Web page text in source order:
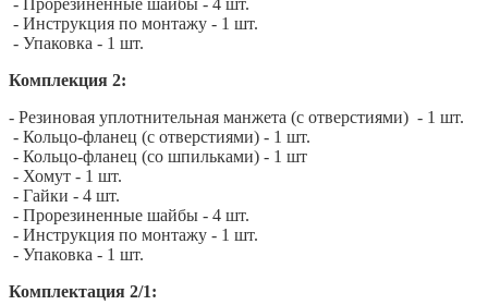
- Инструкция по монтажу - 1 шт.
- Упаковка - 1 шт.
Комплекция 2:
- Резиновая уплотнительная манжета (с отверстиями) - 1 шт.
- Кольцо-фланец (с отверстиями) - 1 шт.
- Кольцо-фланец (со шпильками) - 1 шт
- Хомут - 1 шт.
- Гайки - 4 шт.
- Прорезиненные шайбы - 4 шт.
- Инструкция по монтажу - 1 шт.
- Упаковка - 1 шт.
Комплектация 2/1: